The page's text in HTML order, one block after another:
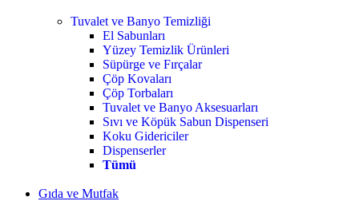
Tuvalet ve Banyo Temizliği
El Sabunları
Yüzey Temizlik Ürünleri
Süpürge ve Fırçalar
Çöp Kovaları
Çöp Torbaları
Tuvalet ve Banyo Aksesuarları
Sıvı ve Köpük Sabun Dispenseri
Koku Gidericiler
Dispenserler
Tümü
Gıda ve Mutfak